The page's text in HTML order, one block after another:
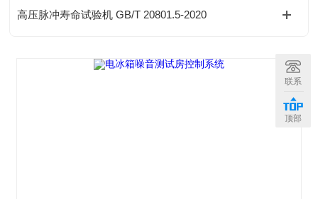
高压脉冲寿命试验机 GB/T 20801.5-2020
联系
顶部